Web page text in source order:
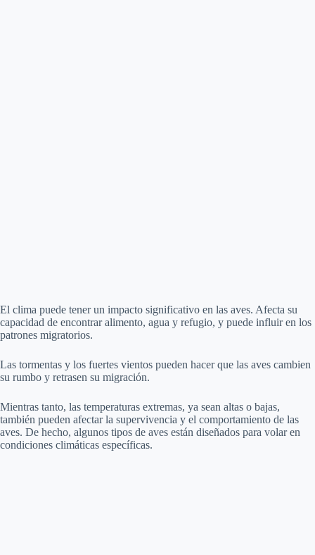
El clima puede tener un impacto significativo en las aves. Afecta su
capacidad de encontrar alimento, agua y refugio, y puede influir en los
patrones migratorios.
Las tormentas y los fuertes vientos pueden hacer que las aves cambien
su rumbo y retrasen su migración.
Mientras tanto, las temperaturas extremas, ya sean altas o bajas,
también pueden afectar la supervivencia y el comportamiento de las
aves. De hecho, algunos tipos de aves están diseñados para volar en
condiciones climáticas específicas.